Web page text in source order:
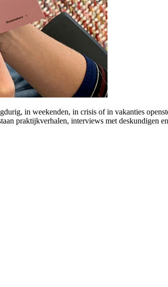
in weekenden, in crisis of in vakanties
praktijkverhalen, interviews met deskundigen